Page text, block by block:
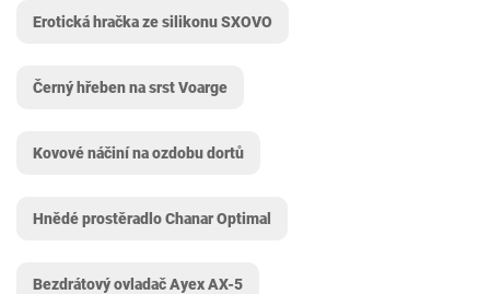
Erotická hračka ze silikonu SXOVO
Černý hřeben na srst Voarge
Kovové náčiní na ozdobu dortů
Hnědé prostěradlo Chanar Optimal
Bezdrátový ovladač Ayex AX-5